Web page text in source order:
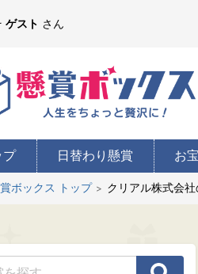
ゲスト さん
プ 日替わり懸賞 お
ボックス トップ クリアル株式会